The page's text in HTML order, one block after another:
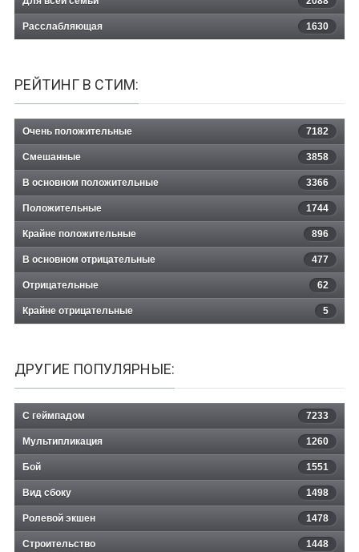
Расслабляющая 1630
РЕЙТИНГ В СТИМ:
Очень положительные 7182
Смешанные 3858
В основном положительные 3366
Положительные 1744
Крайне положительные 896
В основном отрицательные 477
Отрицательные 62
Крайне отрицательные 5
ДРУГИЕ ПОПУЛЯРНЫЕ:
С геймпадом 7233
Мультипликация 1260
Бой 1551
Вид сбоку 1498
Ролевой экшен 1478
Строительство 1448